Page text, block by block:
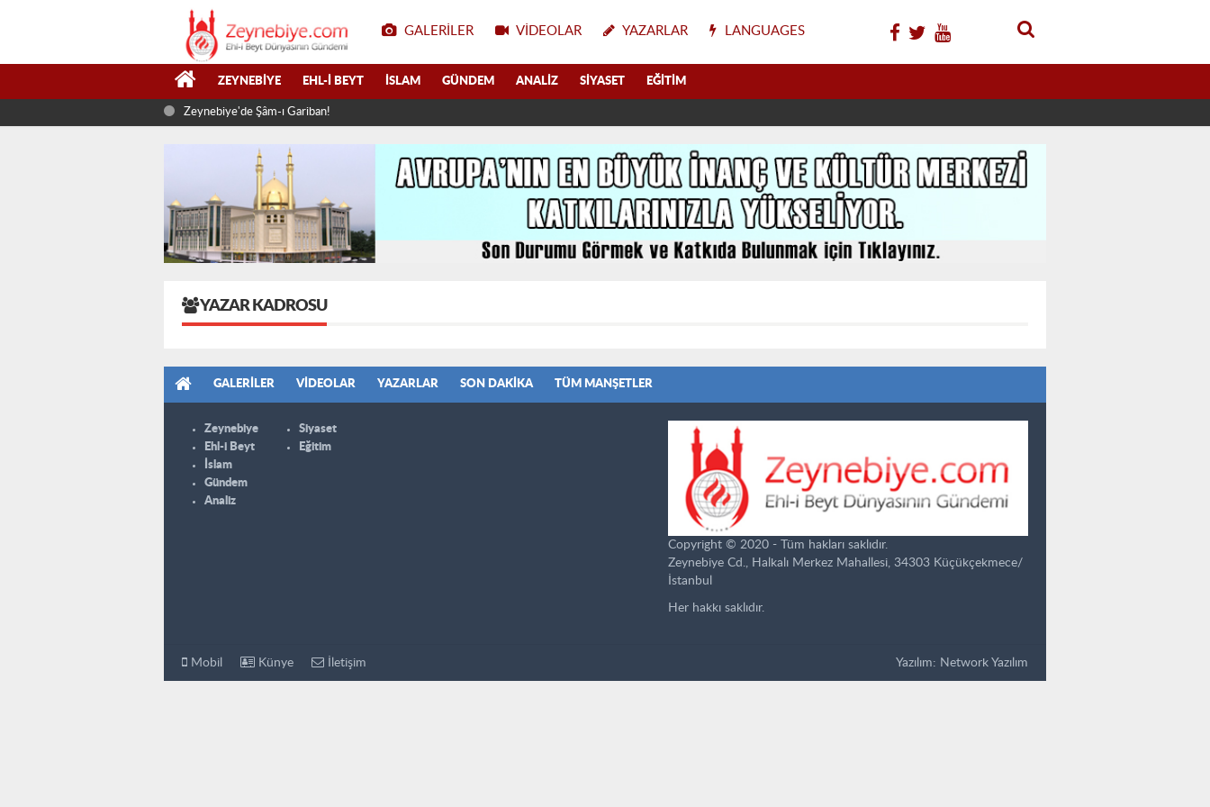
GALERILER VIDEOLAR YAZARLAR LANGUAGES
ZEYNEBIYE EHL-I BEYT İSLAM GÜNDEM ANALIZ SIYASET EĞITIM
Zeynebiye'de Şâm-ı Gariban!
YAZAR KADROSU
GALERILER VIDEOLAR YAZARLAR SON DAKIKA TÜM MANŞETLER
Zeynebiye
Ehl-i Beyt
İslam
Gündem
Analiz
Siyaset
Eğitim
Copyright © 2020 - Tüm hakları saklıdır.
Zeynebiye Cd., Halkalı Merkez Mahallesi, 34303 Küçükçekmece/
İstanbul
Her hakkı saklıdır.
Mobil Künye İletişim Yazılım: Network Yazılım